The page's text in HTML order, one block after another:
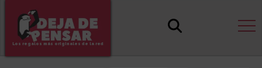
Los regalos más originales de la red